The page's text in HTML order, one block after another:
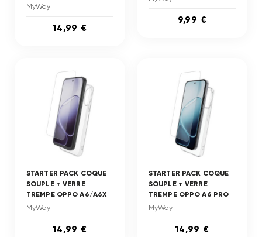
MyWay
14,99 €
9,99 €
STARTER PACK COQUE
SOUPLE + VERRE
TREMPE OPPO A6/A6X
MyWay
14,99 €
STARTER PACK COQUE
SOUPLE + VERRE
TREMPE OPPO A6 PRO
MyWay
14,99 €